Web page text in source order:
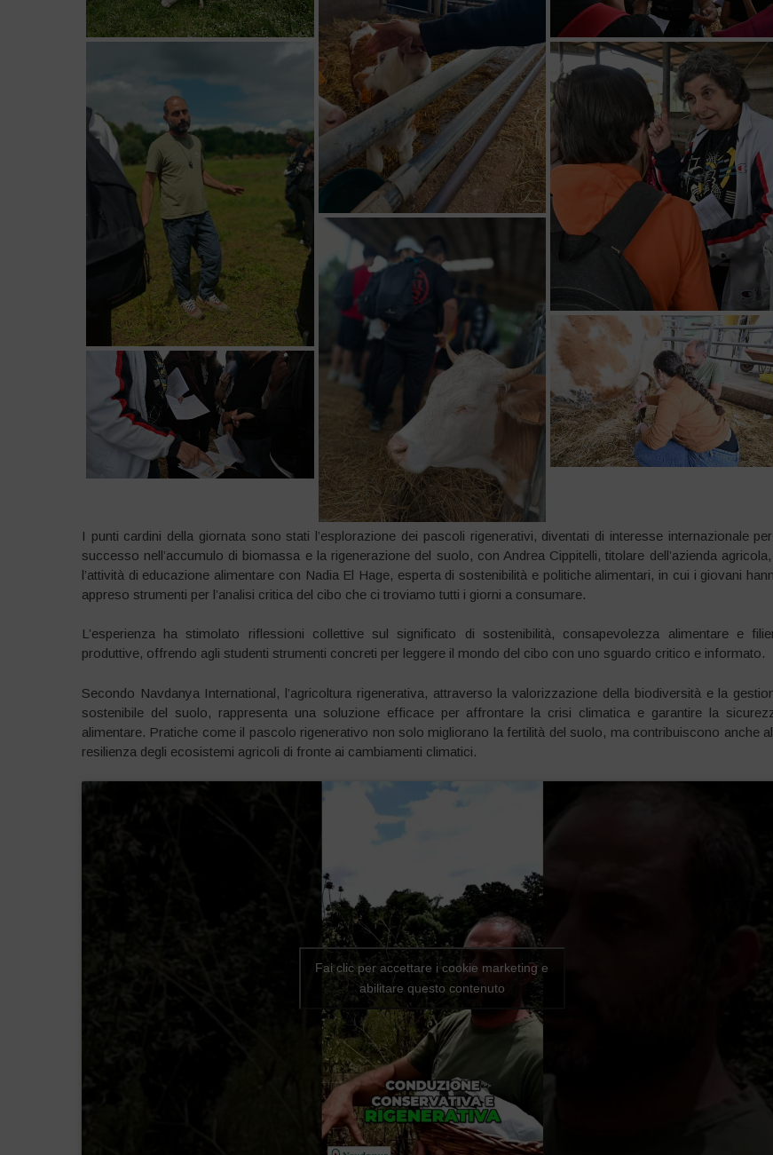
I punti cardini della giornata sono stati l’esplorazione dei pascoli rigenerativi, diventati di interesse internazionale
successo nell’accumulo di biomassa e la rigenerazione del suolo, con Andrea Cippitelli, titolare dell’azienda
l’attività di educazione alimentare con Nadia El Hage, esperta di sostenibilità e politiche alimentari, in cui i giovani
appreso strumenti per l’analisi critica del cibo che ci troviamo tutti i giorni a consumare.
L’esperienza ha stimolato riflessioni collettive sul significato di sostenibilità, consapevolezza alimentare e
produttive, offrendo agli studenti strumenti concreti per leggere il mondo del cibo con uno sguardo critico e informato.
Secondo Navdanya International, l’agricoltura rigenerativa, attraverso la valorizzazione della biodiversità e la
sostenibile del suolo, rappresenta una soluzione efficace per affrontare la crisi climatica e garantire la
alimentare. Pratiche come il pascolo rigenerativo non solo migliorano la fertilità del suolo, ma contribuiscono anche
resilienza degli ecosistemi agricoli di fronte ai cambiamenti climatici.
Fai clic per accettare i cookie marketing e
abilitare questo contenuto